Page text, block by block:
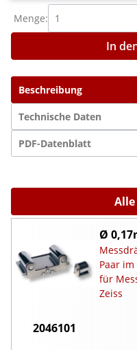
Beschreibung
Technische Daten
PDF-Datenblatt
Menge:
In
Ø
Paar
für
Zeiss
2046101